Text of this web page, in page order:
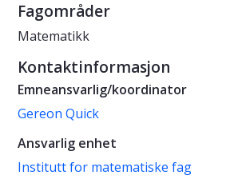
Fagområder
Matematikk
Kontaktinformasjon
Emneansvarlig/koordinator
Gereon Quick
Ansvarlig enhet
Institutt for matematiske fag